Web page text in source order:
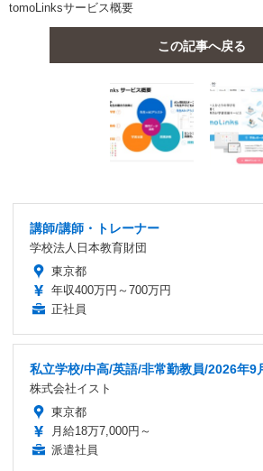
tomoLinksサービス概要
この記事へ戻る
講師/講師・トレーナー
学校法人日本教育財団
東京都
年収400万円～700万円
正社員
私立学校/中高/英語/非常勤教員/2026年9
株式会社イスト
東京都
月給18万7,000円～
派遣社員